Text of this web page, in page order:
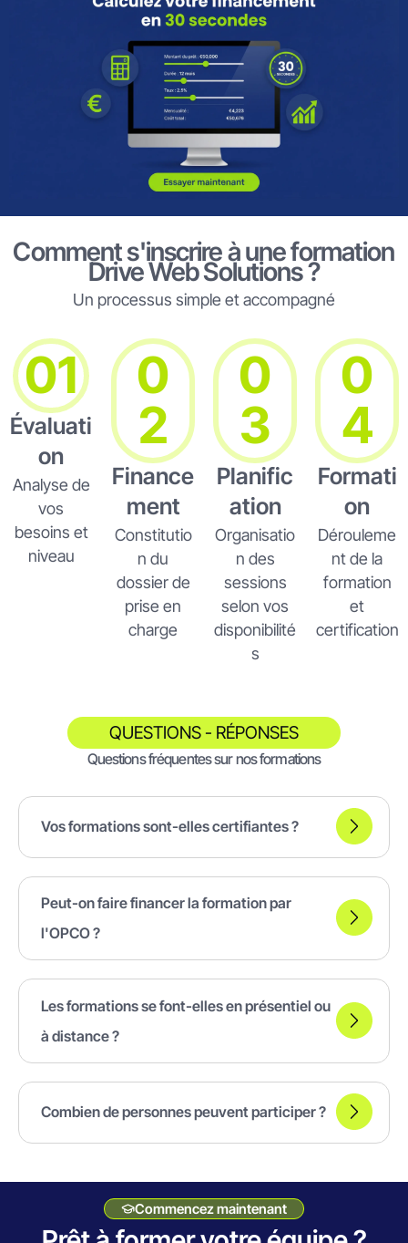
Comment s'inscrire à une formation
Drive Web Solutions ?
Un processus simple et accompagné
01
Évaluati
on
Analyse de
vos
besoins et
niveau
0
2
Finance
ment
Constitutio
n du
dossier de
prise en
charge
0
3
Planific
ation
Organisatio
n des
sessions
selon vos
disponibilité
s
0
4
Formati
on
Dérouleme
nt de la
formation
et
certification
QUESTIONS - RÉPONSES
Questions fréquentes sur nos formations
Vos formations sont-elles certifiantes ?
Peut-on faire financer la formation par
l'OPCO ?
Les formations se font-elles en présentiel ou
à distance ?
Combien de personnes peuvent participer ?
Commencez maintenant